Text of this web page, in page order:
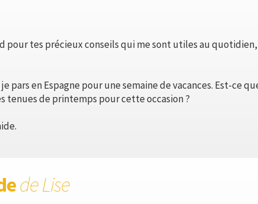
pour tes précieux conseils qui me sont utiles au
pars en Espagne pour une semaine de vacances. Est-ce
de printemps pour cette occasion ?
de Lise